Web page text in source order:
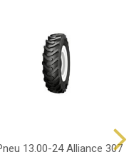
13.00-24 Alliance 307